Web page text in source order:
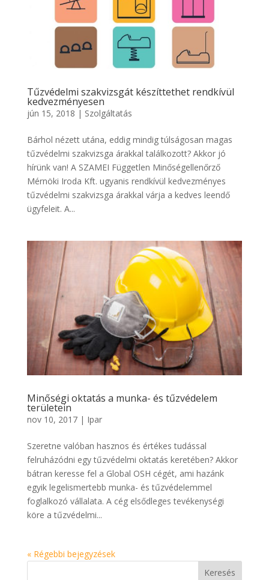
Tűzvédelmi szakvizsgát készíttethet rendkívül
kedvezményesen
jún 15, 2018 | Szolgáltatás
Bárhol nézett utána, eddig mindig túlságosan magas
tűzvédelmi szakvizsga árakkal találkozott? Akkor jó
hírünk van! A SZAMEI Független Minőségellenőrző
Mérnöki Iroda Kft. ugyanis rendkívül kedvezményes
tűzvédelmi szakvizsga árakkal várja a kedves leendő
ügyfeleit. A...
Minőségi oktatás a munka- és tűzvédelem
területein
nov 10, 2017| Ipar
Szeretne valóban hasznos és értékes tudással
felruházódni egy tűzvédelmi oktatás keretében? Akkor
bátran keresse fel a Global OSH cégét, ami hazánk
egyik legelismertebb munka- és tűzvédelemmel
foglalkozó vállalata. A cég elsődleges tevékenységi
köre a tűzvédelmi...
« Régebbi bejegyzések